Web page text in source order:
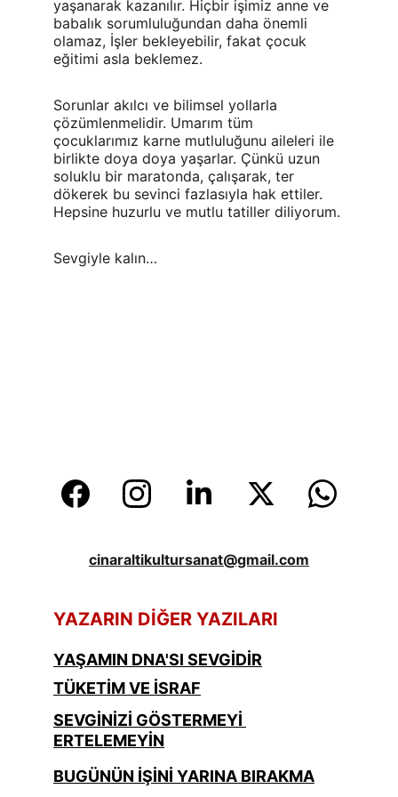
yaşanarak kazanılır. Hiçbir işimiz anne ve
babalık sorumluluğundan daha önemli
olamaz, İşler bekleyebilir, fakat çocuk
eğitimi asla beklemez.
Sorunlar akılcı ve bilimsel yollarla
çözümlenmelidir. Umarım tüm
çocuklarımız karne mutluluğunu aileleri ile
birlikte doya doya yaşarlar. Çünkü uzun
soluklu bir maratonda, çalışarak, ter
dökerek bu sevinci fazlasıyla hak ettiler.
Hepsine huzurlu ve mutlu tatiller diliyorum.
Sevgiyle kalın…
cinaraltikultursanat@gmail.com
YAZARIN DİĞER YAZILARI
TÜKETİM VE İSRAF
YAŞAMIN DNA'SI SEVGİDİR
SEVGİNİZİ GÖSTERMEYİ
ERTELEMEYİN
BUGÜNÜN İŞİNİ YARINA BIRAKMA